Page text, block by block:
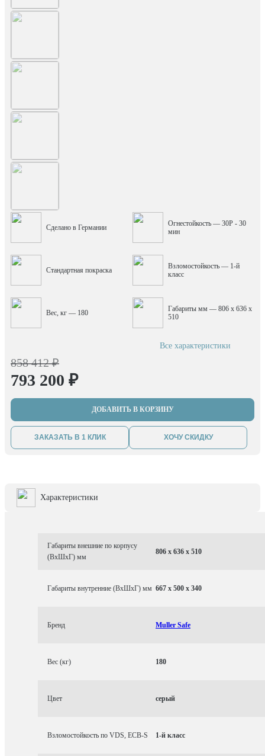
Сделано в Германии
Огнестойкость — 30P - 30
мин
Стандартная покраска
Взломостойкость — 1-й
класс
Вес, кг — 180
Габариты мм — 806 x 636 x
510
Все характеристики
858 412 ₽
793 200 ₽
ДОБАВИТЬ В КОРЗИНУ
ЗАКАЗАТЬ В 1 КЛИК ХОЧУ СКИДКУ
Характеристики
Габариты внешние по корпусу
(ВхШхГ) мм
806 x 636 x 510
Габариты внутренние (ВхШхГ) мм 667 x 500 x 340
Бренд Muller Safe
Вес (кг) 180
Цвет серый
Взломостойкость по VDS, ECB-S 1-й класс